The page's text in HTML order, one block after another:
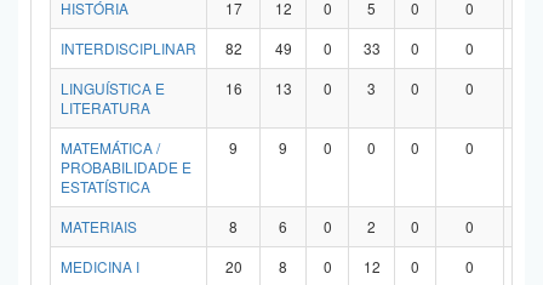
HISTÓRIA
17 12 0 5 0 0
INTERDISCIPLINAR
82 49 0 33 0 0
LINGUÍSTICA E
LITERATURA
16 13 0 3 0 0
MATEMÁTICA /
PROBABILIDADE E
ESTATÍSTICA
9 9 0 0 0 0
MATERIAIS 8 6 0 2 0 0
MEDICINA I
20 8 0 12 0 0